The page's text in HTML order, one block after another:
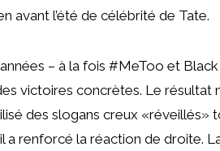
avant l’été de célébrité de Tate.
– à la fois #MeToo et
victoires concrètes. Le résultat
des slogans creux «réveillés»
a renforcé la réaction de droite.